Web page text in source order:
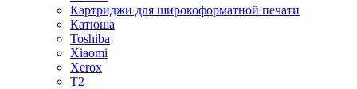
Картриджи для широкоформатной печати
Катюша
Toshiba
Xiaomi
Xerox
T2